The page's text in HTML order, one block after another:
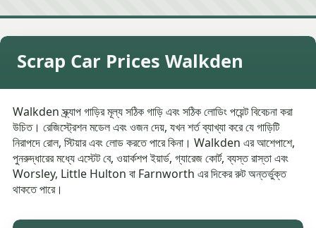
Scrap Car Prices Walkden
Walkden স্ক্র্যাপ গাড়ির মূল্য সঠিক গাড়ি এবং সঠিক লোডিং পয়েন্ট বিবেচনা করা
উচিত। রেজিস্ট্রেশন মডেল এবং ওজন দেয়, যখন শর্ত ব্যাখ্যা করে যে গাড়িটি
নিরাপদে রোল, স্টিয়ার এবং লোড করতে পারে কিনা। Walkden এর আশেপাশে,
পুনরুদ্ধারের মধ্যে এস্টেট বে, ওয়ার্কশপ ইয়ার্ড, গ্যারেজ কোর্ট, ব্যস্ত রাস্তা এবং
Worsley, Little Hulton বা Farnworth এর দিকের রুট অন্তর্ভুক্ত
থাকতে পারে।